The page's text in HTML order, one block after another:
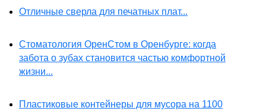
Отличные сверла для печатных плат...
Стоматология ОренСтом в Оренбурге: когда
забота о зубах становится частью комфортной
жизни...
Пластиковые контейнеры для мусора на 1100